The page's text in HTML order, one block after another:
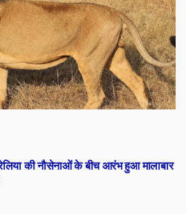
की नौसेनाओं के बीच आरंभ हुआ मालाबार